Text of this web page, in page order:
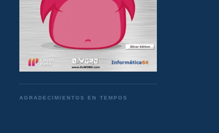
AGRADECIMIENTOS EN TEMPOS